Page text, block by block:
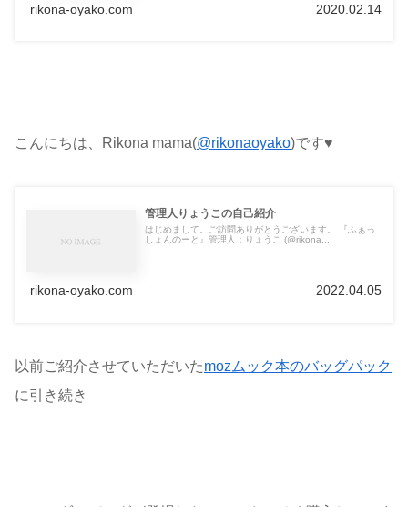
rikona-oyako.com 2020.02.14
こんにちは、Rikona mama(@rikonaoyako)です♥
管理人りょうこの自己紹介
はじめまして。ご訪問ありがとうございます。 『ふぁっ
しょんのーと』管理人：りょうこ (@rikona...
rikona-oyako.com 2022.04.05
以前ご紹介させていただいたmozムック本のバッグパック
に引き続き